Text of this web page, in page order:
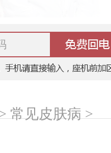
常见皮肤病>